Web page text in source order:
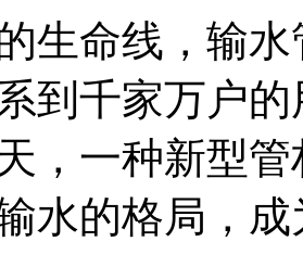
生命线，输
到千家万户
，一种新型
水的格局，